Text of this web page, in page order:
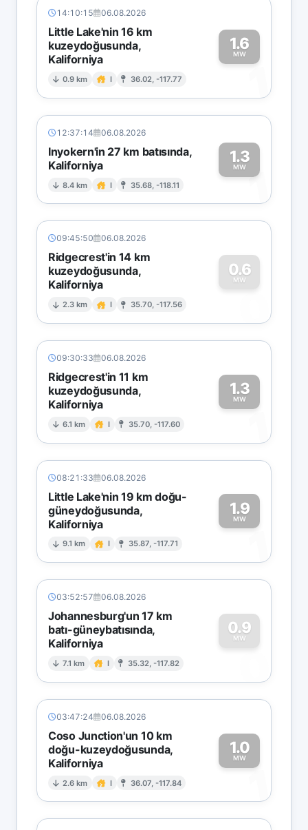
14:10:15 06.08.2026
Little Lake'nin 16 km
kuzeydoğusunda,
Kaliforniya
0.9 km I 36.02, -117.77
1.6
MW
1
12:37:14 06.08.2026
Inyokern'in 27 km batısında,
Kaliforniya
8.4 km I 35.68, -118.11
1.3
MW1
09:45:50 06.08.2026
Ridgecrest'in 14 km
kuzeydoğusunda,
Kaliforniya
2.3 km I 35.70, -117.56
0.6
MW
0
09:30:33 06.08.2026
Ridgecrest'in 11 km
kuzeydoğusunda,
Kaliforniya
6.1 km I 35.70, -117.60
1.3
MW
1
08:21:33 06.08.2026
Little Lake'nin 19 km doğu-
güneydoğusunda,
Kaliforniya
9.1 km I 35.87, -117.71
1.9
MW
1
03:52:57 06.08.2026
Johannesburg'un 17 km
batı-güneybatısında,
Kaliforniya
7.1 km I 35.32, -117.82
0.9
MW
0
03:47:24 06.08.2026
Coso Junction'un 10 km
doğu-kuzeydoğusunda,
Kaliforniya
2.6 km I 36.07, -117.84
1.0
MW
1